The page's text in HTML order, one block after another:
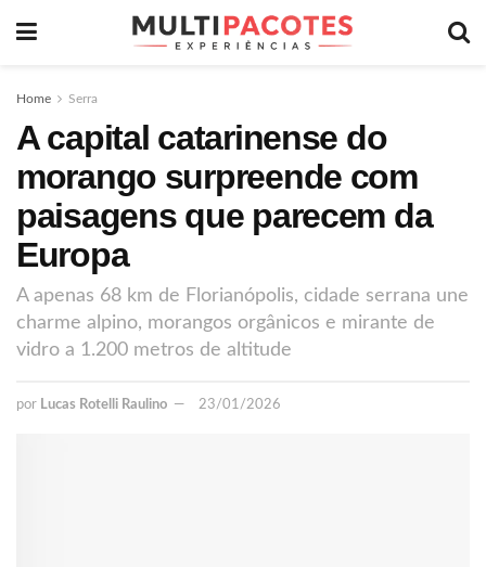
Home Serra
A capital catarinense do
morango surpreende com
paisagens que parecem da
Europa
A apenas 68 km de Florianópolis, cidade serrana une
charme alpino, morangos orgânicos e mirante de
vidro a 1.200 metros de altitude
por Lucas Rotelli Raulino 23/01/2026